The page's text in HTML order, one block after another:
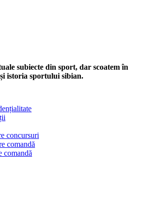
subiecte din sport, dar scoatem în
istoria sportului sibian.
concursuri
comandă
comandă